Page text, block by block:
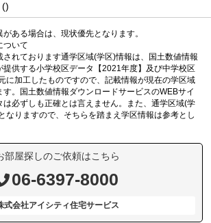
()
ある場合は、現状優先となります。
ついて
されております通学区域(学区)情報は、国土数値情報
提供する小学校区データ【2021年度】及び中学校区
に加工したものですので、記載情報が現在の学区域
す。国土数値情報ダウンロードサービスのWEBサイ
は必ずしも正確とは言えません。また、通学区域(学
なりますので、そちらを踏まえ学区情報は参考とし
部屋探しのご依頼はこちら
06-6397-8000
式会社アイシティ住宅サービス